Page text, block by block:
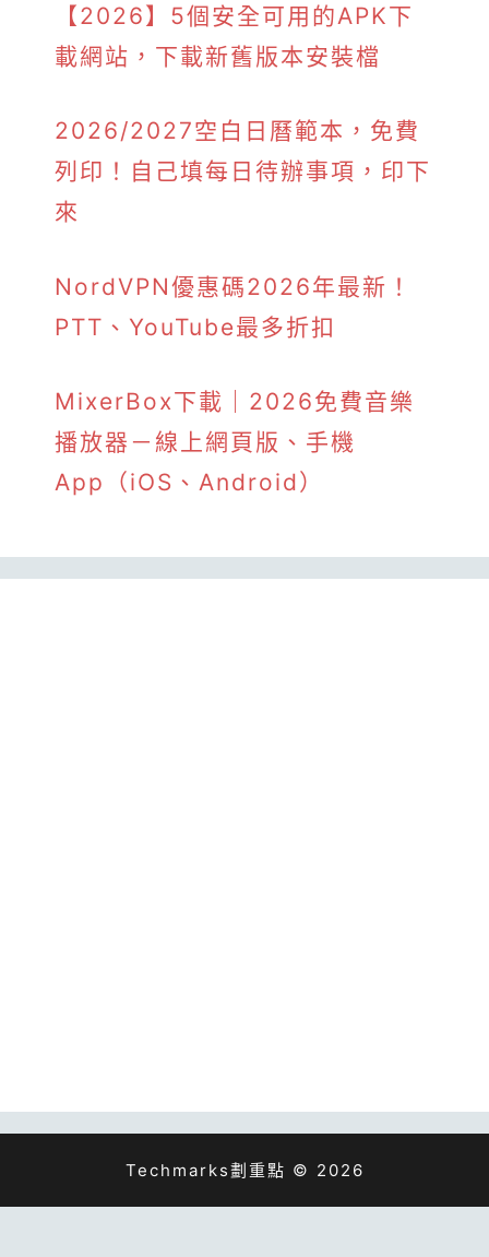
【2026】5個安全可用的APK下
載網站，下載新舊版本安裝檔
2026/2027空白日曆範本，免費
列印！自己填每日待辦事項，印下
來
NordVPN優惠碼2026年最新！
PTT、YouTube最多折扣
MixerBox下載｜2026免費音樂
播放器－線上網頁版、手機
App（iOS、Android）
Techmarks劃重點 © 2026